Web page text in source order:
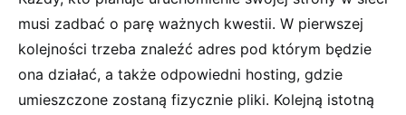
musi zadbać o parę ważnych kwestii. W pierwszej
kolejności trzeba znaleźć adres pod którym będzie
ona działać, a także odpowiedni hosting, gdzie
umieszczone zostaną fizycznie pliki. Kolejną istotną